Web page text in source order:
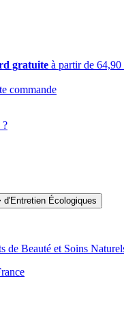
gratuite à partir de 64,90
commande
?
de Beauté et Soins